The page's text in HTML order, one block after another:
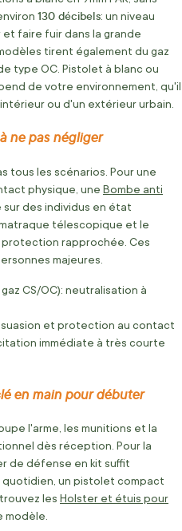
130 décibels: un niveau
faire fuir dans la grande
tirent également du gaz
type OC. Pistolet à blanc ou
de votre environnement, qu'il
ou d'un extérieur urbain.
ne pas négliger
tous les scénarios. Pour une
physique, une Bombe anti
sur des individus en état
télescopique et le
rapprochée. Ces
majeures.
CS/OC): neutralisation à
et protection au contact
immédiate à très courte
en main pour débuter
l'arme, les munitions et la
dès réception. Pour la
de défense en kit suffit
un pistolet compact
les Holster et étuis pour
modèle.